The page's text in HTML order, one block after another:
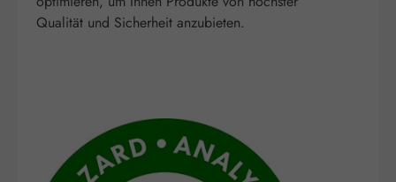
Qualität und Sicherheit anzubieten.